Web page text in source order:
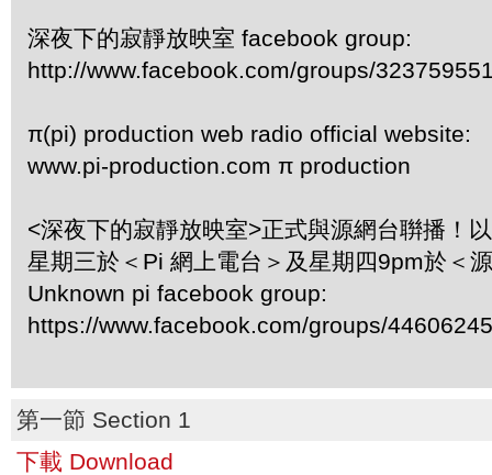
深夜下的寂靜放映室 facebook group:
http://www.facebook.com/groups/
π(pi) production web radio official website:
www.pi-production.com π production
<深夜下的寂靜放映室>正式與源網台聨播！
星期三於＜Pi 網上電台＞及星期四9pm於＜
Unknown pi facebook group:
https://www.facebook.com/groups/
第一節 Section 1
下載 Download